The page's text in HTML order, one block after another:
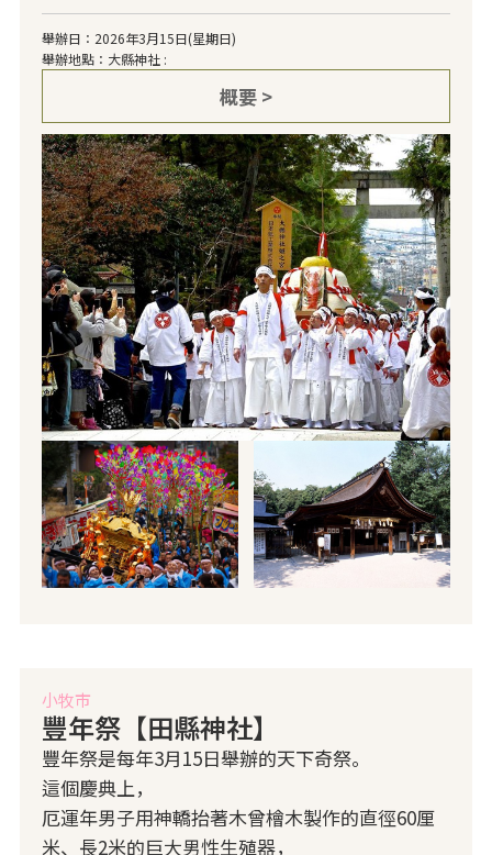
舉辦日：2026年3月15日(星期日)
舉辦地點：大縣神社 :
概要 >
小牧市
豐年祭【田縣神社】
豐年祭是每年3月15日舉辦的天下奇祭。
這個慶典上，
厄運年男子用神轎抬著木曾檜木製作的直徑60厘
米、長2米的巨大男性生殖器，